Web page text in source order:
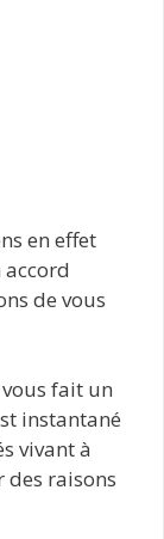
en effet
accord
de vous
fait un
instantané
vivant à
des raisons